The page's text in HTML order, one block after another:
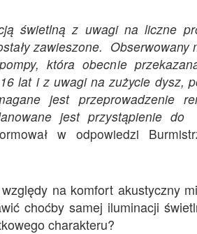
świetlną z uwagi na liczne
zawieszone. Obserwowany
która obecnie
lat i z uwagi na zużycie dysz,
jest przeprowadzenie
jest przystąpienie do
w odpowiedzi
na komfort akustyczny
choćby samej iluminacji
charakteru?